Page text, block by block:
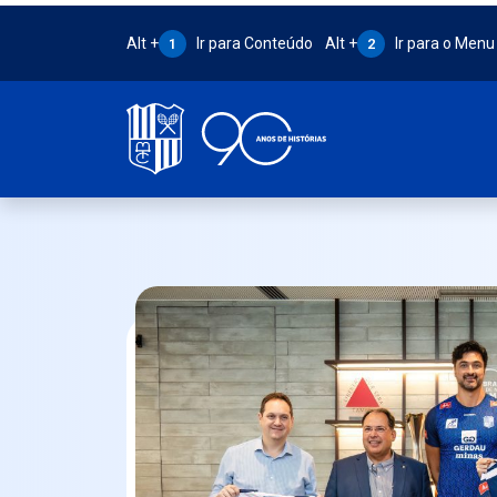
Atalho Alt + 1:
Alt + 1 Ir para Conteúdo Atalho Alt + 2:
Alt + 2 Ir para o Menu